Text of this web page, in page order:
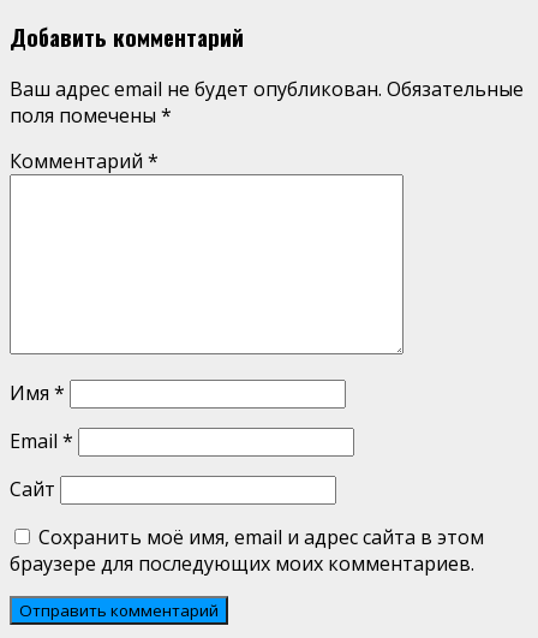
Добавить комментарий
Ваш адрес email не будет опубликован. Обязательные
поля помечены *
Комментарий *
Имя *
Email *
Сайт
Сохранить моё имя, email и адрес сайта в этом
браузере для последующих моих комментариев.